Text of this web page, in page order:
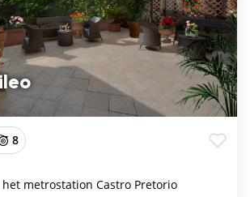
8
metrostation Castro Pretorio